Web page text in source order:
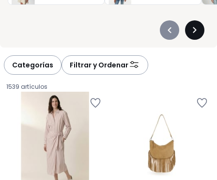
Précédent
Categorías Filtrar y Ordenar
1539 artículos